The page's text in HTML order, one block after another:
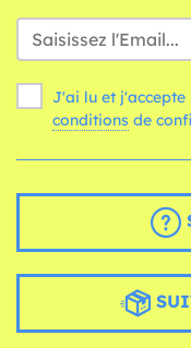
J'ai lu et j'accepte
conditions de